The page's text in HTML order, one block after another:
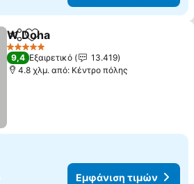
Κοινοποίηση
Προσθήκη στα αγαπημένα
W Doha
5 Αστέρια
9,4 Εξαιρετικό
13.419
4.8 χλμ. από: Κέντρο πόλης
Εμφάνιση τιμών